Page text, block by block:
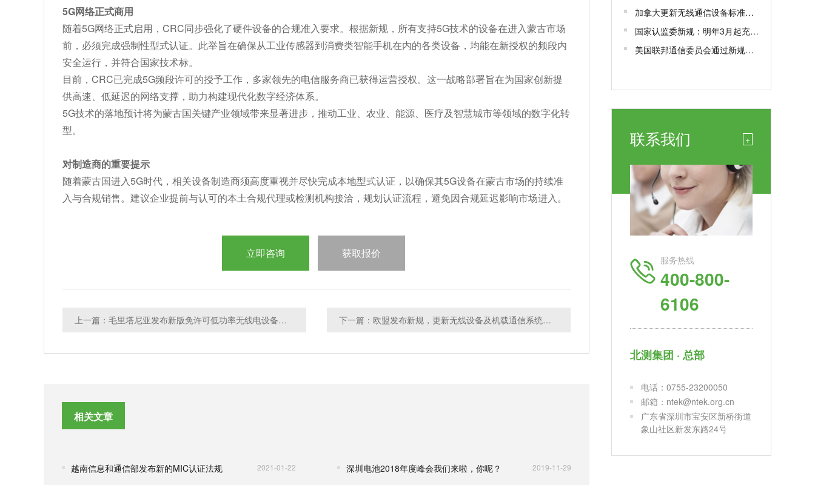
加拿大更新无线通信设备标准，新增重要频谱资源
国家认监委新规：明年3月起充电宝等产品须加施CCC追溯二维码
美国联邦通信委员会通过新规，要求许可证持有者申报外国对手控制情况
联系我们 +
服务热线
400-800-
6106
北测集团 · 总部
电话：0755-23200050
邮箱：ntek@ntek.org.cn
广东省深圳市宝安区新桥街道
象山社区新发东路24号
5G网络正式商用
随着5G网络正式启用，CRC同步强化了硬件设备的合规准入要求。根据新规，所有支持5G技术的设备在进入蒙古市场
前，必须完成强制性型式认证。此举旨在确保从工业传感器到消费类智能手机在内的各类设备，均能在新授权的频段内
安全运行，并符合国家技术标。
目前，CRC已完成5G频段许可的授予工作，多家领先的电信服务商已获得运营授权。这一战略部署旨在为国家创新提
供高速、低延迟的网络支撑，助力构建现代化数字经济体系。
5G技术的落地预计将为蒙古国关键产业领域带来显著进步，推动工业、农业、能源、医疗及智慧城市等领域的数字化转
型。
对制造商的重要提示
随着蒙古国进入5G时代，相关设备制造商须高度重视并尽快完成本地型式认证，以确保其5G设备在蒙古市场的持续准
入与合规销售。建议企业提前与认可的本土合规代理或检测机构接洽，规划认证流程，避免因合规延迟影响市场进入。
立即咨询 获取报价
上一篇：毛里塔尼亚发布新版免许可低功率无线电设备管理框架 下一篇：欧盟发布新规，更新无线设备及机载通信系统协调标准
相关文章
越南信息和通信部发布新的MIC认证法规 2021-01-22 深圳电池2018年度峰会我们来啦，你呢？ 2019-11-29